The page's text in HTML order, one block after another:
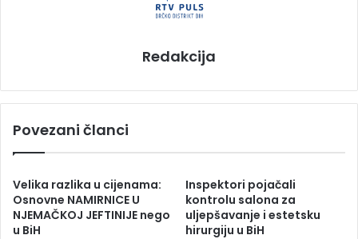
Redakcija
Povezani članci
Velika razlika u cijenama:
Osnovne NAMIRNICE U
NJEMAČKOJ JEFTINIJE nego
u BiH
Inspektori pojačali
kontrolu salona za
uljepšavanje i estetsku
hirurgiju u BiH